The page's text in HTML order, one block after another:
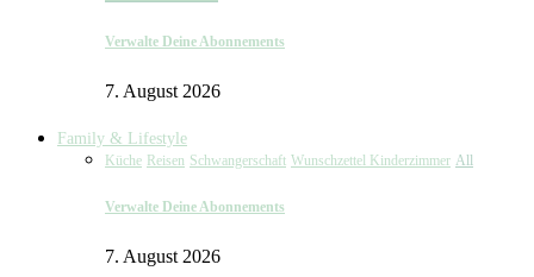
Verwalte Deine Abonnements
7. August 2026
Family & Lifestyle
Küche Reisen Schwangerschaft Wunschzettel Kinderzimmer All
Verwalte Deine Abonnements
7. August 2026